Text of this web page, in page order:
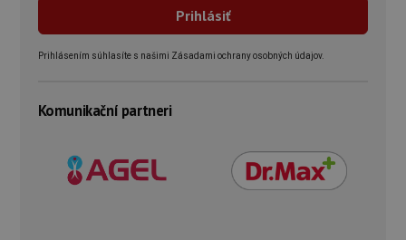
Prihlásením súhlasíte s našimi Zásadami ochrany osobných údajov.
Komunikační partneri